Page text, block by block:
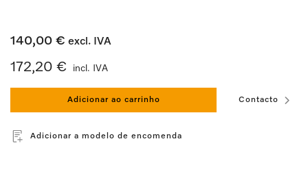
140,00 € excl. IVA
172,20 € incl. IVA
Adicionar ao carrinho Contacto
Adicionar a modelo de encomenda